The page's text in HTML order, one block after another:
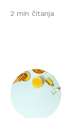
2 min čitanja